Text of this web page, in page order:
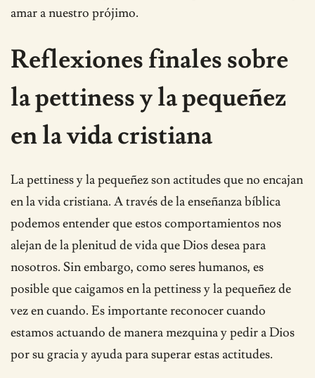
amar a nuestro prójimo.
Reflexiones finales sobre
la pettiness y la pequeñez
en la vida cristiana
La pettiness y la pequeñez son actitudes que no encajan
en la vida cristiana. A través de la enseñanza bíblica
podemos entender que estos comportamientos nos
alejan de la plenitud de vida que Dios desea para
nosotros. Sin embargo, como seres humanos, es
posible que caigamos en la pettiness y la pequeñez de
vez en cuando. Es importante reconocer cuando
estamos actuando de manera mezquina y pedir a Dios
por su gracia y ayuda para superar estas actitudes.